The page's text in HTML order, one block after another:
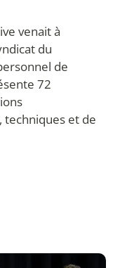
venait à
du
de
72
techniques et de